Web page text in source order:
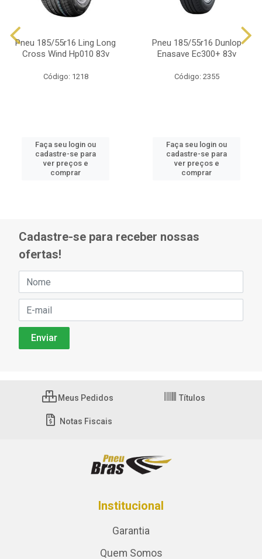
Pneu 185/55r16 Ling Long
Cross Wind Hp010 83v
Código: 1218
Faça seu login ou
cadastre-se para
ver preços e
comprar
Pneu 185/55r16 Dunlop
Enasave Ec300+ 83v
Código: 2355
Faça seu login ou
cadastre-se para
ver preços e
comprar
Cadastre-se para receber nossas
ofertas!
Meus Pedidos Títulos
Notas Fiscais
Institucional
Garantia
Quem Somos